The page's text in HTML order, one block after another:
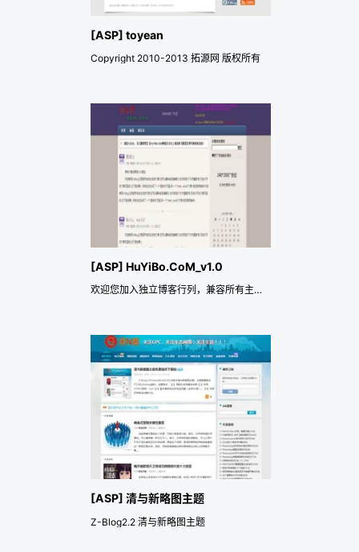
[ASP] toyean
Copyright 2010-2013 拓源网 版权所有
[ASP] HuYiBo.CoM_v1.0
欢迎您加入独立博客行列，兼容所有主流浏览器。演示地址：http://huyibo.com
[ASP] 清与新略图主题
Z-Blog2.2 清与新略图主题